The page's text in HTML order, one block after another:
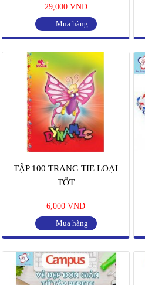
29,000 VND
Mua hàng
TẬP 100 TRANG TIE LOẠI
TỐT
6,000 VND
Mua hàng